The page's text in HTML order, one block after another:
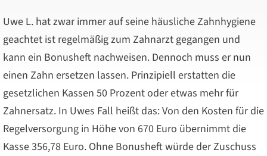
Uwe L. hat zwar immer auf seine häusliche Zahnhygiene
geachtet ist regelmäßig zum Zahnarzt gegangen und
kann ein Bonusheft nachweisen. Dennoch muss er nun
einen Zahn ersetzen lassen. Prinzipiell erstatten die
gesetzlichen Kassen 50 Prozent oder etwas mehr für
Zahnersatz. In Uwes Fall heißt das: Von den Kosten für die
Regelversorgung in Höhe von 670 Euro übernimmt die
Kasse 356,78 Euro. Ohne Bonusheft würde der Zuschuss